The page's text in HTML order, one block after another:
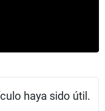
haya sido útil.